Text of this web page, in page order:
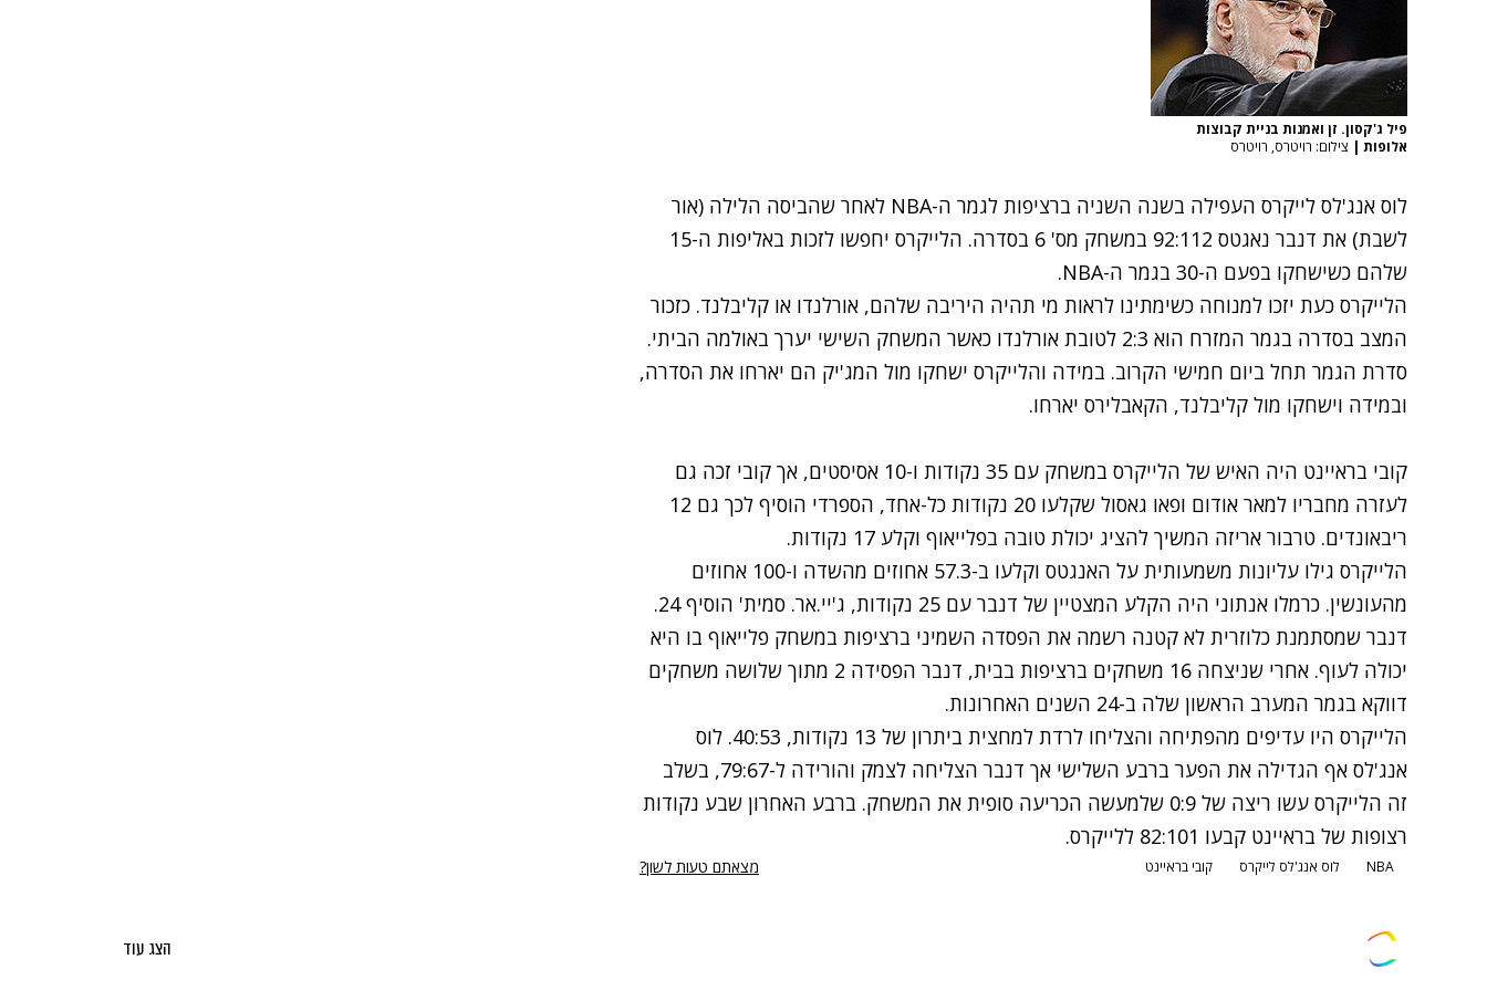
פיל ג'קסון. זן ואמנות בניית קבוצות
אלופות | צילום: רויטרס, רויטרס
לוס אנג'לס לייקרס העפילה בשנה השניה ברציפות לגמר ה-NBA לאחר שהביסה הלילה (אור
לשבת) את דנבר נאגטס 92:112 במשחק מס' 6 בסדרה. הלייקרס יחפשו לזכות באליפות ה-15
שלהם כשישחקו בפעם ה-30 בגמר ה-NBA.
הלייקרס כעת יזכו למנוחה כשימתינו לראות מי תהיה היריבה שלהם, אורלנדו או קליבלנד. כזכור
המצב בסדרה בגמר המזרח הוא 2:3 לטובת אורלנדו כאשר המשחק השישי יערך באולמה הביתי.
סדרת הגמר תחל ביום חמישי הקרוב. במידה והלייקרס ישחקו מול המג'יק הם יארחו את הסדרה,
ובמידה וישחקו מול קליבלנד, הקאבלירס יארחו.
קובי בראיינט היה האיש של הלייקרס במשחק עם 35 נקודות ו-10 אסיסטים, אך קובי זכה גם
לעזרה מחבריו למאר אודום ופאו גאסול שקלעו 20 נקודות כל-אחד, הספרדי הוסיף לכך גם 12
ריבאונדים. טרבור אריזה המשיך להציג יכולת טובה בפלייאוף וקלע 17 נקודות.
הלייקרס גילו עליונות משמעותית על האנגטס וקלעו ב-57.3 אחוזים מהשדה ו-100 אחוזים
מהעונשין. כרמלו אנתוני היה הקלע המצטיין של דנבר עם 25 נקודות, ג'יי.אר. סמית' הוסיף 24.
דנבר שמסתמנת כלוזרית לא קטנה רשמה את הפסדה השמיני ברציפות במשחק פלייאוף בו היא
יכולה לעוף. אחרי שניצחה 16 משחקים ברציפות בבית, דנבר הפסידה 2 מתוך שלושה משחקים
דווקא בגמר המערב הראשון שלה ב-24 השנים האחרונות.
הלייקרס היו עדיפים מהפתיחה והצליחו לרדת למחצית ביתרון של 13 נקודות, 40:53. לוס
אנג'לס אף הגדילה את הפער ברבע השלישי אך דנבר הצליחה לצמק והורידה ל-79:67, בשלב
זה הלייקרס עשו ריצה של 0:9 שלמעשה הכריעה סופית את המשחק. ברבע האחרון שבע נקודות
רצופות של בראיינט קבעו 82:101 ללייקרס.
NBA לוס אנג'לס לייקרס קובי בראיינט מצאתם טעות לשון?
הצג עוד